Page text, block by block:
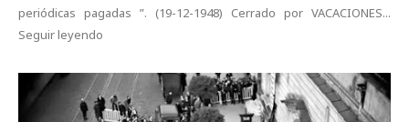
periódicas pagadas ”. (19-12-1948) Cerrado por VACACIONES...
Seguir leyendo